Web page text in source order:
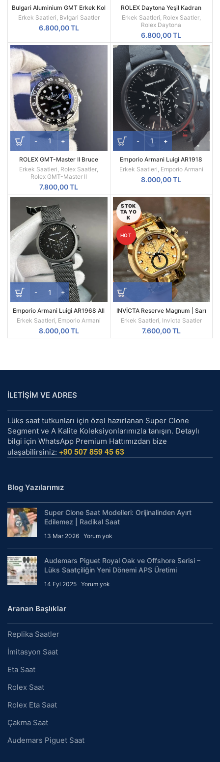
Bulgari Aluminium GMT Erkek Kol
Saati
Erkek Saatleri, Bvlgari Saatler
6.800,00TL
ROLEX Daytona Yeşil Kadran
Silikon Kordon
Erkek Saatleri, Rolex Saatler,
Rolex Daytona
6.800,00TL
ROLEX GMT-Master II Bruce
Wayne Oyster Kordon Gri Bezel
126710GRNR
Erkek Saatleri Rolex Saatler
Rolex GMT-Master II
7.800,00TL
Emporio Armani Luigi AR1918
Replika Erkek Kol Saati
Erkek Saatleri Emporio Armani
8.000,00TL
Emporio Armani Luigi AR1968 All
Black Mesh Siyah Kadran Siyah
Kordon A Kalite
Erkek Saatleri, Emporio Armani
8.000,00TL
STOK
TA YO
K
HOT
INVİCTA Reserve Magnum | Sarı
Kasa | Sarı Kadran | 52MM |
Quartz | Radikal Saat
Erkek Saatleri, Invicta Saatler
7.600,00TL
İLETİŞİM VE ADRES
Lüks saat tutkunları için özel hazırlanan Super Clone
Segment ve A Kalite Koleksiyonlarımızla tanışın. Detaylı
bilgi için WhatsApp Premium Hattımızdan bize
ulaşabilirsiniz: +90 507 859 45 63
Blog Yazılarımız
Super Clone Saat Modelleri: Orijinalinden Ayırt
Edilemez | Radikal Saat
13 Mar 2026 Yorum yok
Audemars Piguet Royal Oak ve Offshore Serisi –
Lüks Saatçiliğin Yeni Dönemi APS Üretimi
14 Eyl 2025 Yorum yok
Aranan Başlıklar
Replika Saatler
İmitasyon Saat
Eta Saat
Rolex Saat
Rolex Eta Saat
Çakma Saat
Audemars Piguet Saat